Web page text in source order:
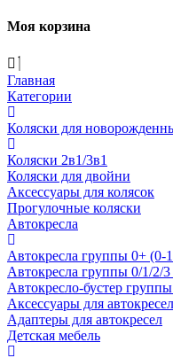
Моя корзина
Главная
Категории
Коляски для
Коляски 2в1/3в1
Коляски для двойни
Аксессуары для колясок
Прогулочные коляски
Автокресла
Автокресла группы 0+ (0-
Автокресла группы 0/1/2/3
Автокресло-бустер
Аксессуары для автокресел
Адаптеры для автокресел
Детская мебель